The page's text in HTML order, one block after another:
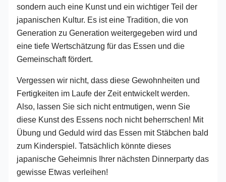
sondern auch eine Kunst und ein wichtiger Teil der
japanischen Kultur. Es ist eine Tradition, die von
Generation zu Generation weitergegeben wird und
eine tiefe Wertschätzung für das Essen und die
Gemeinschaft fördert.
Vergessen wir nicht, dass diese Gewohnheiten und
Fertigkeiten im Laufe der Zeit entwickelt werden.
Also, lassen Sie sich nicht entmutigen, wenn Sie
diese Kunst des Essens noch nicht beherrschen! Mit
Übung und Geduld wird das Essen mit Stäbchen bald
zum Kinderspiel. Tatsächlich könnte dieses
japanische Geheimnis Ihrer nächsten Dinnerparty das
gewisse Etwas verleihen!